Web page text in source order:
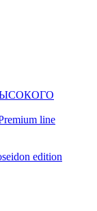
line
edition